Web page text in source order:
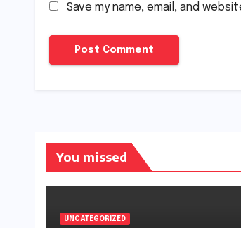
Save my name, email, and
You missed
UNCATEGORIZED